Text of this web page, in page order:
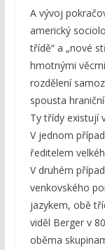
A vývoj
americký
třídě“ a „nové
hmotnými
rozdělení
spousta
Ty třídy existují
V jednom
ředitelem
V druhém
venkovského
jazykem, obě
viděl Berger v
oběma